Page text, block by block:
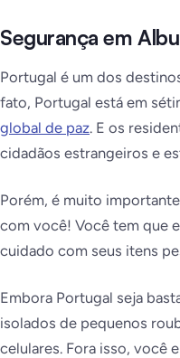
Segurança em
Portugal é um dos
fato, Portugal está em
global de paz. E os
cidadãos estrangeiros e
Porém, é muito
com você! Você tem que
cuidado com seus itens
Embora Portugal seja
isolados de pequenos
celulares. Fora isso, você